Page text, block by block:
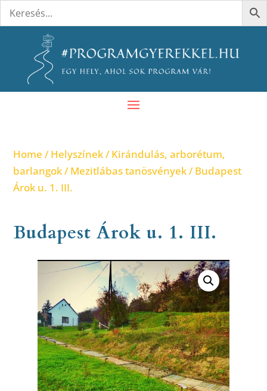
Home /Helyszínek/Kirándulás, arborétum,
barlangok/Mezitlábas tanösvények/ Budapest
Árok u. 1. III.
Budapest Árok u. 1. III.